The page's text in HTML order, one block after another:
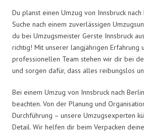
Du planst einen Umzug von Innsbruck
Suche nach einem zuverlässigen
du bei Umzugsmeister Gerste Innsbruck
richtig! Mit unserer langjährigen Erfahrung
professionellen Team stehen wir dir bei
und sorgen dafür, dass alles reibungslos
Bei einem Umzug von Innsbruck nach
beachten. Von der Planung und
Durchführung – unsere Umzugsexperten
Detail. Wir helfen dir beim Verpacken